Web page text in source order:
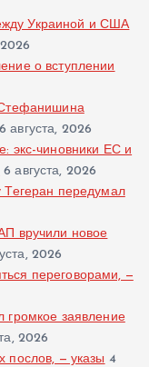
Украиной и США
о вступлении
6 августа, 2026
экс-чиновники ЕС и
6 августа, 2026
Тегеран передумал
вручили новое
2026
переговорами, —
громкое заявление
2026
послов, — указы 4